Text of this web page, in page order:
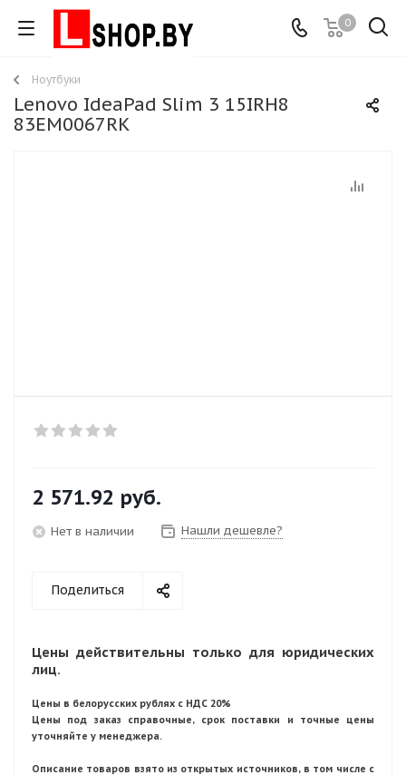
0
Ноутбуки
Lenovo IdeaPad Slim 3 15IRH8
83EM0067RK
2 571.92 руб.
Нет в наличии Нашли дешевле?
Поделиться
Цены действительны только для юридических
лиц.
Цены в белорусских рублях с НДС 20%
Цены под заказ справочные, срок поставки и точные цены
уточняйте у менеджера.
Описание товаров взято из открытых источников, в том числе с